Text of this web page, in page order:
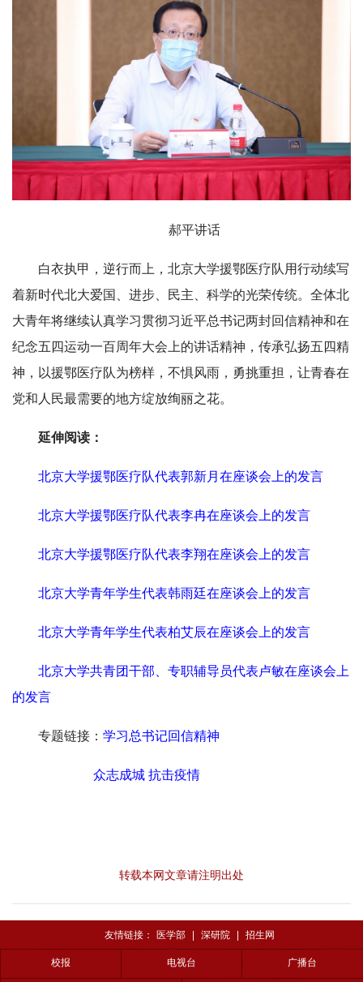
郝平讲话
白衣执甲，逆行而上，北京大学援鄂医疗队用行动续写
着新时代北大爱国、进步、民主、科学的光荣传统。全体北
大青年将继续认真学习贯彻习近平总书记两封回信精神和在
纪念五四运动一百周年大会上的讲话精神，传承弘扬五四精
神，以援鄂医疗队为榜样，不惧风雨，勇挑重担，让青春在
党和人民最需要的地方绽放绚丽之花。
延伸阅读：
北京大学援鄂医疗队代表郭新月在座谈会上的发言
北京大学援鄂医疗队代表李冉在座谈会上的发言
北京大学援鄂医疗队代表李翔在座谈会上的发言
北京大学青年学生代表韩雨廷在座谈会上的发言
北京大学青年学生代表柏艾辰在座谈会上的发言
北京大学共青团干部、专职辅导员代表卢敏在座谈会上
的发言
专题链接： 学习总书记回信精神
众志成城 抗击疫情
转载本网文章请注明出处
友情链接： 医学部 深研院 招生网
校报 电视台 广播台